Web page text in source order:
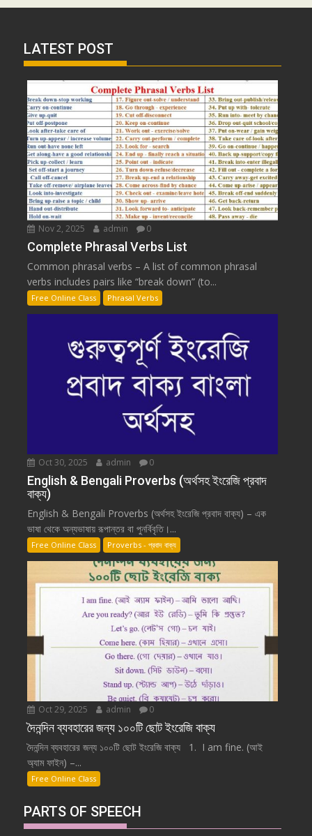
LATEST POST
Nov 2, 2025 admin 0
Complete Phrasal Verbs List
Common phrasal verbs – A list of common phrasal
verbs includes pairs like “break down” (to...
Free Online Class Phrasal Verbs
Oct 30, 2025 admin 0
English & Bengali Proverbs (অর্থসহ ইংরেজি প্রবাদ
বাক্য)
English & Bengali Proverbs (অর্থসহ ইংরেজি প্রবাদ বাক্য) – এক
ভাষা থেকে অন্যভাষায় রূপান্তর বা পুনর্বিবৃতি।...
Free Online Class Proverbs - প্রবাদ বাক্য
Oct 29, 2025 admin 0
দৈনন্দিন ব্যবহারের জন্য ১০০টি ছোট ইংরেজি বাক্য
দৈনন্দিন ব্যবহারের জন্য ১০০টি ছোট ইংরেজি বাক্য 1. I am fine. (আই
অ্যাম ফাইন) –...
Free Online Class
PARTS OF SPEECH